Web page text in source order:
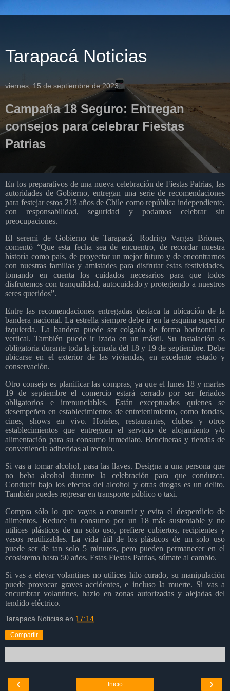
Tarapacá Noticias
viernes, 15 de septiembre de 2023
Campaña 18 Seguro: Entregan
consejos para celebrar Fiestas
Patrias
En los preparativos de una nueva celebración de Fiestas Patrias, las
autoridades de Gobierno, entregan una serie de recomendaciones
para festejar estos 213 años de Chile como república independiente,
con responsabilidad, seguridad y podamos celebrar sin
preocupaciones.
El seremi de Gobierno de Tarapacá, Rodrigo Vargas Briones,
comentó “Que esta fecha sea de encuentro, de recordar nuestra
historia como país, de proyectar un mejor futuro y de encontrarnos
con nuestras familias y amistades para disfrutar estas festividades,
tomando en cuenta los cuidados necesarios para que todos
disfrutemos con tranquilidad, autocuidado y protegiendo a nuestros
seres queridos”.
Entre las recomendaciones entregadas destaca la ubicación de la
bandera nacional. La estrella siempre debe ir en la esquina superior
izquierda. La bandera puede ser colgada de forma horizontal o
vertical. También puede ir izada en un mástil. Su instalación es
obligatoria durante toda la jornada del 18 y 19 de septiembre. Debe
ubicarse en el exterior de las viviendas, en excelente estado y
conservación.
Otro consejo es planificar las compras, ya que el lunes 18 y martes
19 de septiembre el comercio estará cerrado por ser feriados
obligatorios e irrenunciables. Están exceptuados quienes se
desempeñen en establecimientos de entretenimiento, como fondas,
cines, shows en vivo. Hoteles, restaurantes, clubes y otros
establecimientos que entreguen el servicio de alojamiento y/o
alimentación para su consumo inmediato. Bencineras y tiendas de
conveniencia adheridas al recinto.
Si vas a tomar alcohol, pasa las llaves. Designa a una persona que
no beba alcohol durante la celebración para que conduzca.
Conducir bajo los efectos del alcohol y otras drogas es un delito.
También puedes regresar en transporte público o taxi.
Compra sólo lo que vayas a consumir y evita el desperdicio de
alimentos. Reduce tu consumo por un 18 más sustentable y no
utilices plásticos de un solo uso, prefiere cubiertos, recipientes y
vasos reutilizables. La vida útil de los plásticos de un solo uso
puede ser de tan solo 5 minutos, pero pueden permanecer en el
ecosistema hasta 50 años. Estas Fiestas Patrias, súmate al cambio.
Si vas a elevar volantines no utilices hilo curado, su manipulación
puede provocar graves accidentes, e incluso la muerte. Si vas a
encumbrar volantines, hazlo en zonas autorizadas y alejadas del
tendido eléctrico.
Tarapacá Noticias en 17:14
Compartir
‹ ›
Inicio